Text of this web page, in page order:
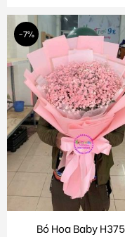
-7%
Bó Hoa Baby H375